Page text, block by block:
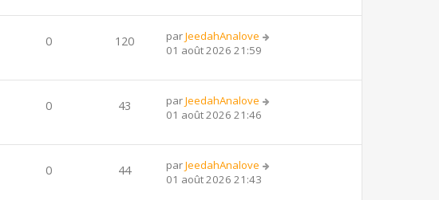
0 120 parJeedahAnalove
01 août 2026 21:59
0 43 parJeedahAnalove
01 août 2026 21:46
0 44 parJeedahAnalove
01 août 2026 21:43